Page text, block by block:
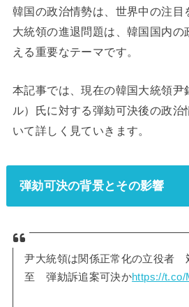
韓国の政治情勢は、世界中の注目
大統領の進退問題は、韓国国内
える重要なテーマです。
本記事では、現在の韓国大統領尹
ル）氏に対する弾劾可決後の政治
いて詳しく見ていきます。
弾劾可決の背景とその影響
尹大統領は関係正常化の立役者
至 弾劾訴追案可決かhttps://t.co/